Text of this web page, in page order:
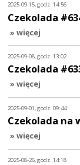
2025-09-15, godz. 14:56
Czekolada
» więcej
2025-09-08, godz. 13:02
Czekolada
» więcej
2025-09-01, godz. 09:44
Czekolada na
» więcej
2025-08-26, godz. 14:18